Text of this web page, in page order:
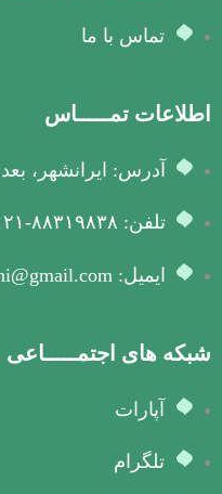
تماس با ما
اطلاعات تمـــــاس
آدرس: ایرانشهر، بعد از
تلفن: ۸۸۳۱۹۸۳۸-۰۲۱
ایمیل: zamanetaleghani@gmail.com
شبکه های اجتمـــــاعی
آپارات
تلگرام